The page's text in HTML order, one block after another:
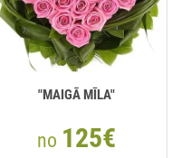
"MAIGĀ MĪLA"
no 125€